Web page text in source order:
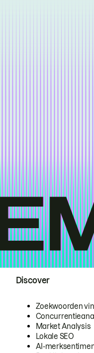
Discover
Zoekwoorden
Market Analysis
Lokale SEO
AI-